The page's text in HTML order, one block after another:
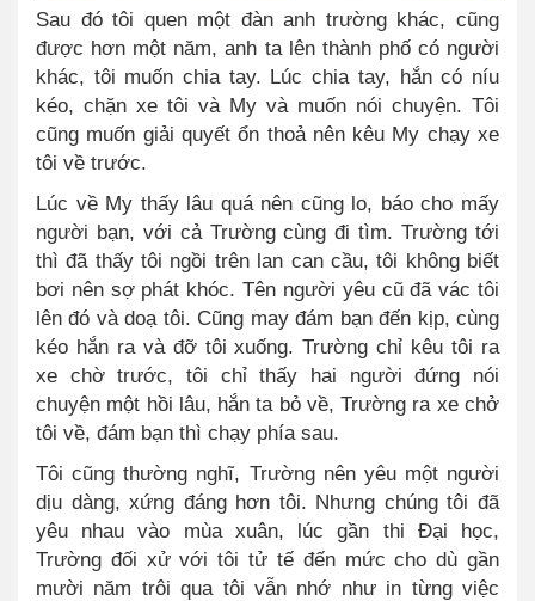
Sau đó tôi quen một đàn anh trường khác, cũng
được hơn một năm, anh ta lên thành phố có người
khác, tôi muốn chia tay. Lúc chia tay, hắn có níu
kéo, chặn xe tôi và My và muốn nói chuyện. Tôi
cũng muốn giải quyết ổn thoả nên kêu My chạy xe
tôi về trước.
Lúc về My thấy lâu quá nên cũng lo, báo cho mấy
người bạn, với cả Trường cùng đi tìm. Trường tới
thì đã thấy tôi ngồi trên lan can cầu, tôi không biết
bơi nên sợ phát khóc. Tên người yêu cũ đã vác tôi
lên đó và doạ tôi. Cũng may đám bạn đến kịp, cùng
kéo hắn ra và đỡ tôi xuống. Trường chỉ kêu tôi ra
xe chờ trước, tôi chỉ thấy hai người đứng nói
chuyện một hồi lâu, hắn ta bỏ về, Trường ra xe chở
tôi về, đám bạn thì chạy phía sau.
Tôi cũng thường nghĩ, Trường nên yêu một người
dịu dàng, xứng đáng hơn tôi. Nhưng chúng tôi đã
yêu nhau vào mùa xuân, lúc gần thi Đại học,
Trường đối xử với tôi tử tế đến mức cho dù gần
mười năm trôi qua tôi vẫn nhớ như in từng việc